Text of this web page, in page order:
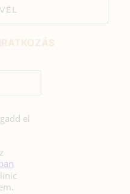
el